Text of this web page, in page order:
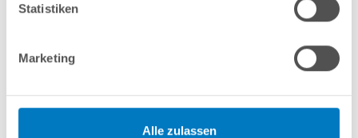
Statistiken
Marketing
Alle zulassen
Produktbeschreibung